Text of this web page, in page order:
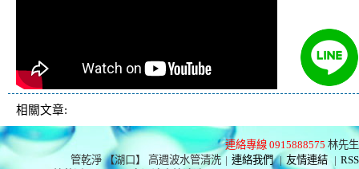
相關文章:
連絡專線 0915888575 林先生
管乾淨 【湖口】 高週波水管清洗 | 連絡我們 | 友情連結 | RSS